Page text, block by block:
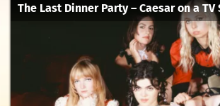
The Last Dinner Party – Caesar on a TV